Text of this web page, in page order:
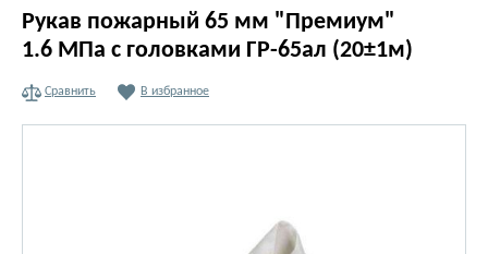
Рукав пожарный 65 мм "Премиум"
1.6 МПа с головками ГР-65ал (20±1м)
Сравнить В избранное